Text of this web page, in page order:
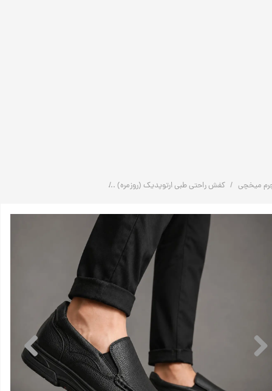
میخچی کفش راحتی طبی ارتوپدیک (روزمره)